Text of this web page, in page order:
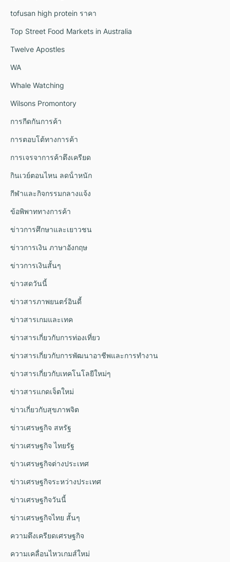
tofusan high protein ราคา
Top Street Food Markets in Australia
Twelve Apostles
WA
Whale Watching
Wilsons Promontory
การกีดกันการค้า
การตอบโต้ทางการค้า
การเจรจาการค้าตึงเครียด
กินเวย์ตอนไหน ลดน้ําหนัก
กีฬาและกิจกรรมกลางแจ้ง
ข้อพิพาททางการค้า
ข่าวการศึกษาและเยาวชน
ข่าวการเงิน ภาษาอังกฤษ
ข่าวการเงินสั้นๆ
ข่าวสดวันนี้
ข่าวสารภาพยนตร์อินดี้
ข่าวสารเกมและเทค
ข่าวสารเกี่ยวกับการท่องเที่ยว
ข่าวสารเกี่ยวกับการพัฒนาอาชีพและการทำงาน
ข่าวสารเกี่ยวกับเทคโนโลยีใหม่ๆ
ข่าวสารแกดเจ็ตใหม่
ข่าวเกี่ยวกับสุขภาพจิต
ข่าวเศรษฐกิจ สหรัฐ
ข่าวเศรษฐกิจ ไทยรัฐ
ข่าวเศรษฐกิจต่างประเทศ
ข่าวเศรษฐกิจระหว่างประเทศ
ข่าวเศรษฐกิจวันนี้
ข่าวเศรษฐกิจไทย สั้นๆ
ความตึงเครียดเศรษฐกิจ
ความเคลื่อนไหวเกมส์ใหม่